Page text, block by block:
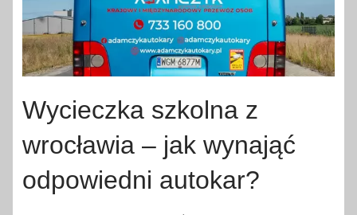
Wycieczka szkolna z
wrocławia – jak wynająć
odpowiedni autokar?